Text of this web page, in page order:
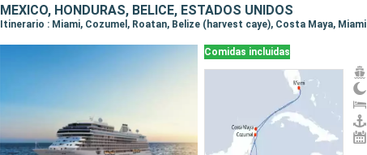
MÉXICO, HONDURAS, BELICE, ESTADOS UNIDOS
Itinerario : Miami, Cozumel, Roatan, Belize (harvest caye), Costa Maya, Miami
Comidas incluidas